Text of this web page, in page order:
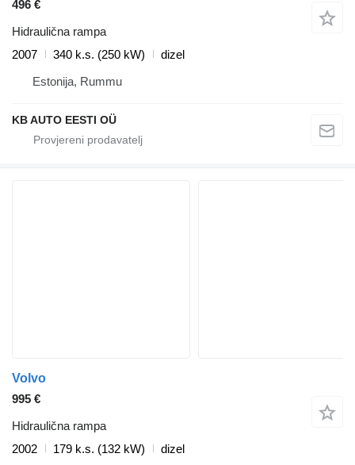
496 €
Hidraulična rampa
2007
340 k.s. (250 kW)
dizel
Estonija, Rummu
KB AUTO EESTI OÜ
Volvo
995 €
Hidraulična rampa
2002
179 k.s. (132 kW)
dizel